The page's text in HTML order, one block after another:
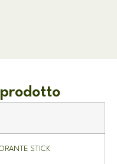
STICK